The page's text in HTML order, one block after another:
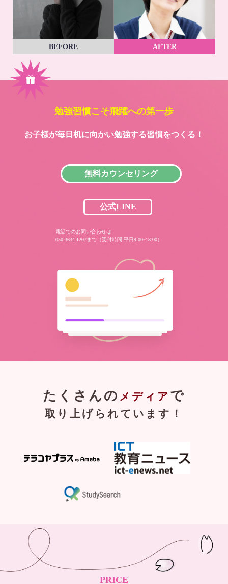
BEFORE AFTER
勉強習慣こそ飛躍への第一歩
お子様が毎日机に向かい勉強する習慣をつくる！
無料カウンセリング
公式LINE
電話でのお問い合わせは
050-3634-1207まで（受付時間 平日9:00~18:00）
たくさんの メディア で
取り上げられています！
PRICE